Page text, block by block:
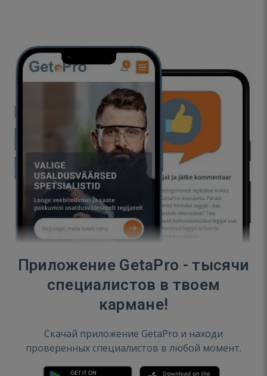
Приложение GetaPro - тысячи
специалистов в твоем
кармане!
Скачай приложение GetaPro и находи
проверенных специалистов в любой момент.